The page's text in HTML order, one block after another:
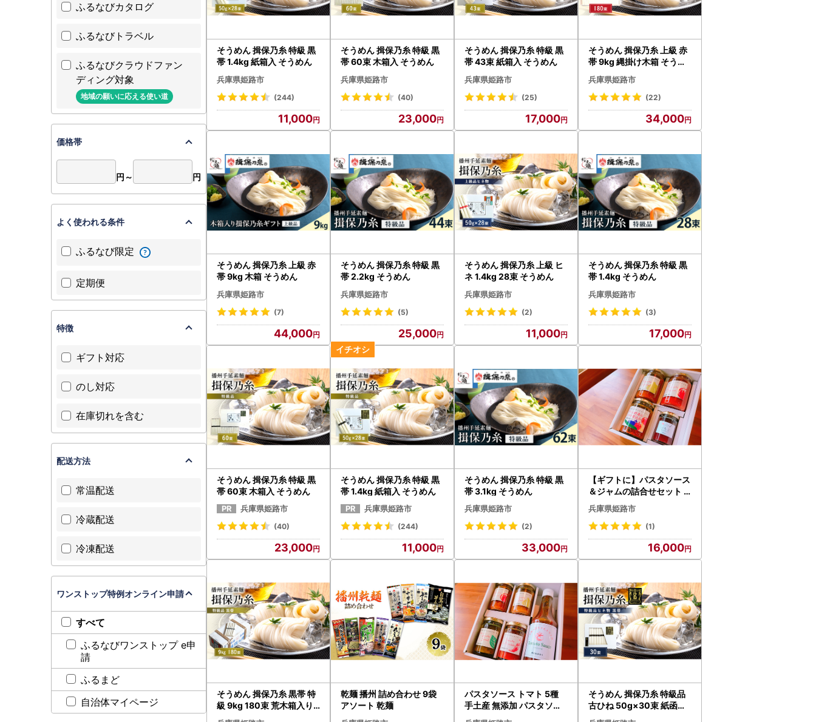
そうめん 揖保乃糸 特級 黒
帯 1.4kg 紙箱入 そうめん
兵庫県姫路市
(244)
11,000
そうめん 揖保乃糸 特級 黒
帯 60束 木箱入 そうめん
兵庫県姫路市
(40)
23,000
そうめん 揖保乃糸 特級 黒
帯 43束 紙箱入 そうめん
兵庫県姫路市
(25)
17,000
そうめん 揖保乃糸 上級 赤
帯 9kg 縄掛け木箱 そうめ
兵庫県姫路市
(22)
34,000
そうめん 揖保乃糸 上級 赤
帯 9kg 木箱 そうめん
兵庫県姫路市
(7)
44,000
そうめん 揖保乃糸 特級 黒
帯 2.2kg そうめん
兵庫県姫路市
(5)
25,000
そうめん 揖保乃糸 上級 ヒ
ネ 1.4kg 28束 そうめん
兵庫県姫路市
(2)
11,000
そうめん 揖保乃糸 特級 黒
帯 1.4kg そうめん
兵庫県姫路市
(3)
17,000
そうめん 揖保乃糸 特級 黒
帯 60束 木箱入 そうめん
兵庫県姫路市
(40)
23,000
そうめん 揖保乃糸 特級 黒
帯 1.4kg 紙箱入 そうめん
兵庫県姫路市
(244)
11,000
そうめん 揖保乃糸 特級 黒
帯 3.1kg そうめん
兵庫県姫路市
(2)
33,000
【ギフトに】パスタソース
＆ジャムの詰合せセット
イチゴ 苺 ストロベリー
兵庫県姫路市
(1)
16,000
そうめん 揖保乃糸 黒帯 特
級 9kg 180束 荒木箱入り
そうめん
乾麺 播州 詰め合わせ 9袋
アソート 乾麺
パスタソース トマト 5種
手土産 無添加 パスタソー
そうめん 揖保乃糸 特級品
古ひね 50g×30束 紙函入
り そうめん
ふるなびカタログ
ふるなびトラベル
ふるなびクラウドファン
ディング対象
地域の願いに応える使い道
価格帯
円～ 円
よく使われる条件
ふるなび限定
定期便
特徴
ギフト対応
のし対応
在庫切れを含む
配送方法
常温配送
冷蔵配送
冷凍配送
ワンストップ特例オンライン申請
すべて
ふるなびワンストップ e申
請
ふるまど
自治体マイページ